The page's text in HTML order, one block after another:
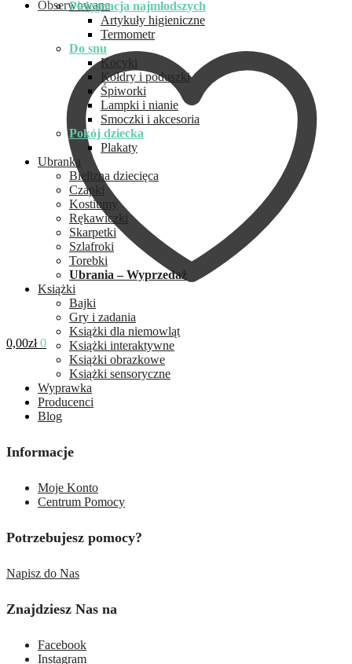
Obserwowane
0,00zł 0
Pielęgnacja najmłodszych
Artykuły higieniczne
Termometr
Do snu
Kocyki
Kołdry i poduszki
Śpiworki
Lampki i nianie
Smoczki i akcesoria
Pokój dziecka
Plakaty
Ubranka
Bielizna dziecięca
Czapki
Kostiumy
Rękawiczki
Skarpetki
Szlafroki
Torebki
Ubrania – Wyprzedaż
Książki
Bajki
Gry i zadania
Książki dla niemowląt
Książki interaktywne
Książki obrazkowe
Książki sensoryczne
Wyprawka
Producenci
Blog
Informacje
Moje Konto
Centrum Pomocy
Potrzebujesz pomocy?
Napisz do Nas
Znajdziesz Nas na
Facebook
Instagram